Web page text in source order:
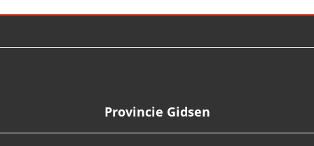
Provincie Gidsen